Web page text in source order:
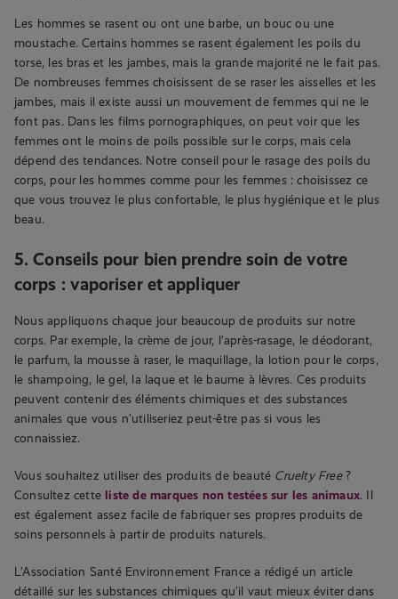
Les hommes se rasent ou ont une barbe, un bouc ou une
moustache. Certains hommes se rasent également les poils du
torse, les bras et les jambes, mais la grande majorité ne le fait pas.
De nombreuses femmes choisissent de se raser les aisselles et les
jambes, mais il existe aussi un mouvement de femmes qui ne le
font pas. Dans les films pornographiques, on peut voir que les
femmes ont le moins de poils possible sur le corps, mais cela
dépend des tendances. Notre conseil pour le rasage des poils du
corps, pour les hommes comme pour les femmes : choisissez ce
que vous trouvez le plus confortable, le plus hygiénique et le plus
beau.
5. Conseils pour bien prendre soin de votre
corps : vaporiser et appliquer
Nous appliquons chaque jour beaucoup de produits sur notre
corps. Par exemple, la crème de jour, l’après-rasage, le déodorant,
le parfum, la mousse à raser, le maquillage, la lotion pour le corps,
le shampoing, le gel, la laque et le baume à lèvres. Ces produits
peuvent contenir des éléments chimiques et des substances
animales que vous n’utiliseriez peut-être pas si vous les
connaissiez.
Vous souhaitez utiliser des produits de beauté Cruelty Free?
Consultez cette liste de marques non testées sur les animaux. Il
est également assez facile de fabriquer ses propres produits de
soins personnels à partir de produits naturels.
L’Association Santé Environnement France a rédigé un article
détaillé sur les substances chimiques qu’il vaut mieux éviter dans